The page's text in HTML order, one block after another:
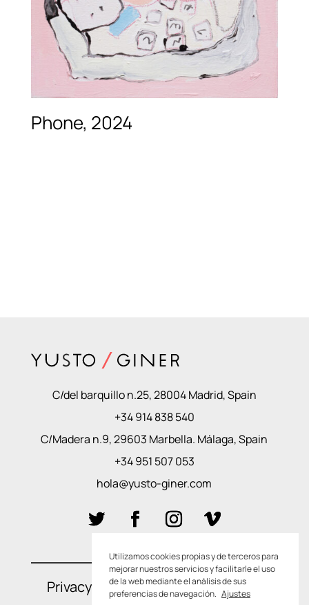
Phone, 2024
C/del barquillo n.25, 28004 Madrid, Spain
+34 914 838 540
C/Madera n.9, 29603 Marbella. Málaga, Spain
+34 951 507 053
hola@yusto-giner.com
Privacy Policies–Cookie Policies
Utilizamos cookies propias y de terceros para
mejorar nuestros servicios y facilitarle el uso
de la web mediante el análisis de sus
preferencias de navegación. Ajustes